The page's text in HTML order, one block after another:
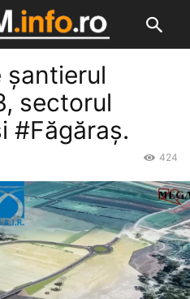
șantierul
sectorul
#Făgăraș.
424